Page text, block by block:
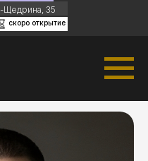
20:00 |
Щедрина, 35
скоро открытие